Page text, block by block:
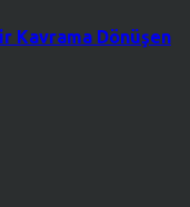
Kavrama Dönüşen